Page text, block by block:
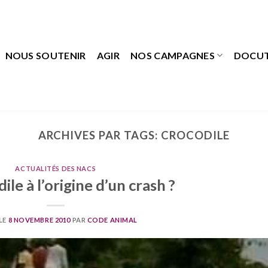
NOUS SOUTENIR AGIR NOS CAMPAGNES
ARCHIVES PAR TAGS: CROCODILE
ACTUALITÉS DES NACS
à l’origine d’un crash ?
8 NOVEMBRE 2010PAR CODE ANIMAL